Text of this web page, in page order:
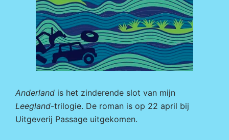
Anderland is het zinderende slot van mijn
Leegland-trilogie. De roman is op 22 april bij
Uitgeverij Passage uitgekomen.